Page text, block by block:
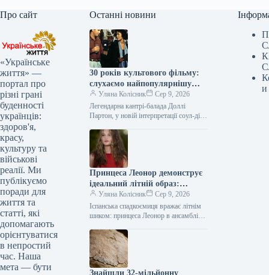
Про сайт
«Українське
життя» —
портал про
різні грані
буденності
українців:
здоров'я,
красу,
культуру та
військові
реалії. Ми
публікуємо
поради для
життя та
статті, які
допомагають
орієнтуватися
в непростий
час. Наша
мета — бути
Останні новини
30 років культового фільму:
слухаємо найпопулярнішу
пісню з 1,3 млрд переглядів
Уляна Колісник
Сер 9, 2026
Легендарна кантрі-балада Доллі
Партон, у новій інтерпретації соул-діви
найуспішнішого саундтреку світу,
продавши приголомшливі 44 мільйони
копій.…
Принцеса Леонор демонструє
ідеальний літній образ:
надихаємось та повторюємо
Уляна Колісник
Сер 9, 2026
Іспанська спадкоємиця вражає літнім
шиком: принцеса Леонор в ансамблі
Леонор, старша донька королеви
Іспанії Летиції,…
Знайшли 32-мільйонну
и